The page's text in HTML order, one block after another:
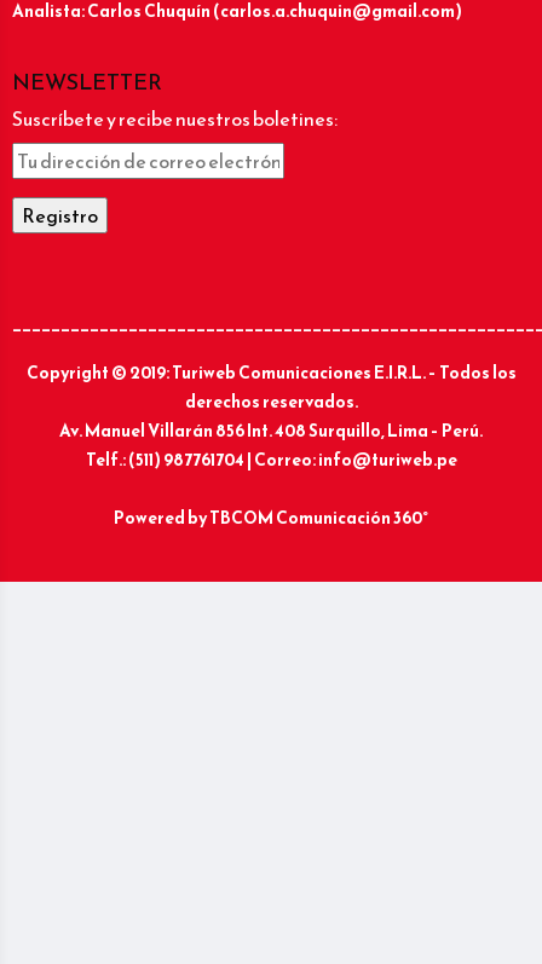
Analista: Carlos Chuquín (carlos.a.chuquin@gmail.com)
NEWSLETTER
Suscríbete y recibe nuestros boletines:
Copyright © 2019: Turiweb Comunicaciones E.I.R.L. – Todos los
derechos reservados.
Av. Manuel Villarán 856 Int. 408 Surquillo, Lima – Perú.
Telf.: (511) 987761704 | Correo: info@turiweb.pe
Powered byTBCOM Comunicación 360°